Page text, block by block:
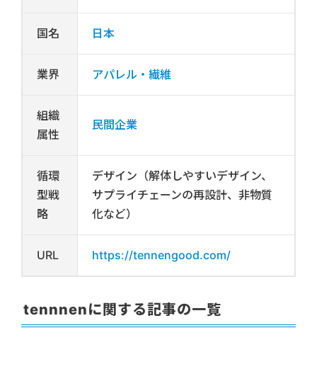
国名 日本
業界 アパレル・繊維
組織
属性
民間企業
循環
型戦
略
デザイン（解体しやすいデザイン、
サプライチェーンの再設計、非物質
化など）
URL https://tennengood.com/
tennnenに関する記事の一覧